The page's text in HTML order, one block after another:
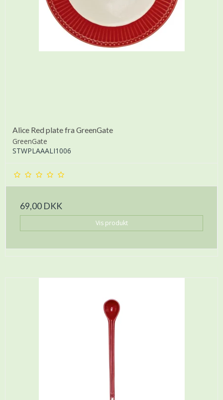
Alice Red plate fra GreenGate
GreenGate
STWPLAAALI1006
69,00 DKK
Vis produkt